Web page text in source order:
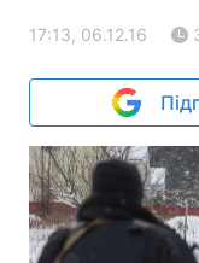
17:13, 06.12.16